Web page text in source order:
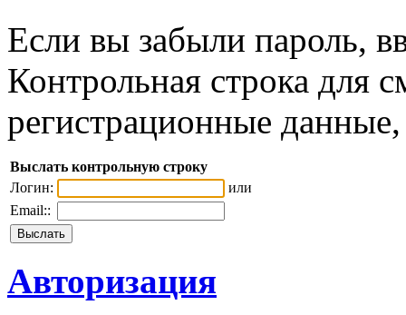
Если вы забыли пароль,
Контрольная строка для
регистрационные
Выслать контрольную строку
Логин:
или
Email::
Авторизация